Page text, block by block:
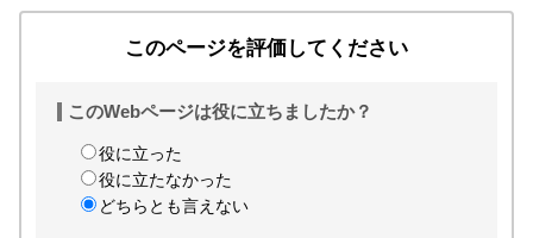
このページを評価してください
このWebページは役に立ちましたか？
役に立った
役に立たなかった
どちらとも言えない